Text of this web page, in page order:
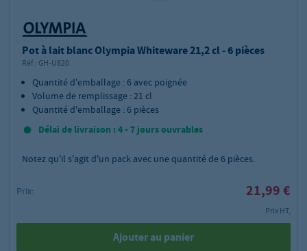
Pot à lait blanc Olympia Whiteware 21,2 cl - 6 pièces
Réf.: GH-U820
Quantité d'emballage : 6 avec poignée
Volume de remplissage : 21 cl
Quantité d'emballage : 6 pièces
Délai de livraison : 4 - 7 jours ouvrables
Notez qu'il s'agit d'un pack avec une quantité de 6 pièces.
Prix: 21,99 €
Prix HT,
Ajouter au panier